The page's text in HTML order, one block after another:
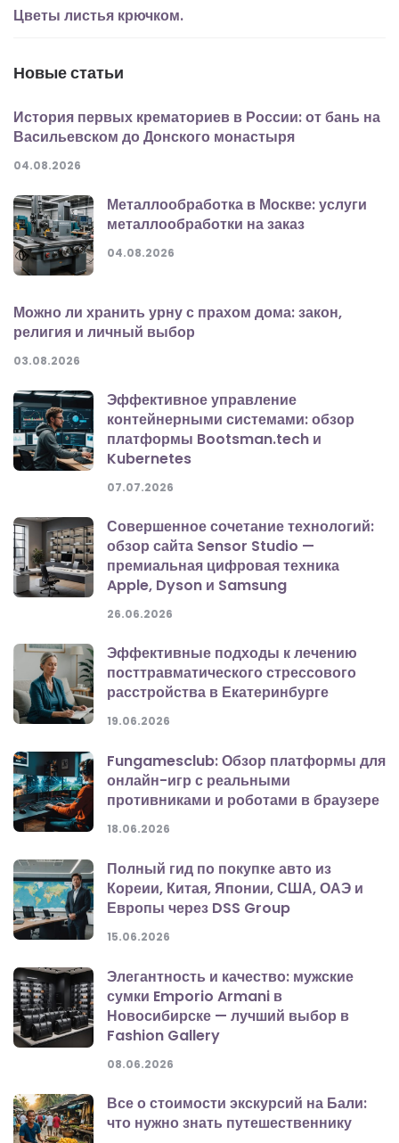
Цветы листья крючком.
Новые статьи
История первых крематориев в России: от бань на
Васильевском до Донского монастыря
04.08.2026
Металлообработка в Москве: услуги
металлообработки на заказ
04.08.2026
Можно ли хранить урну с прахом дома: закон,
религия и личный выбор
03.08.2026
Эффективное управление
контейнерными системами: обзор
платформы Bootsman.tech и
Kubernetes
07.07.2026
Совершенное сочетание технологий:
обзор сайта Sensor Studio —
премиальная цифровая техника
Apple, Dyson и Samsung
26.06.2026
Эффективные подходы к лечению
посттравматического стрессового
расстройства в Екатеринбурге
19.06.2026
Fungamesclub: Обзор платформы для
онлайн-игр с реальными
противниками и роботами в браузере
18.06.2026
Полный гид по покупке авто из
Кореии, Китая, Японии, США, ОАЭ и
Европы через DSS Group
15.06.2026
Элегантность и качество: мужские
сумки Emporio Armani в
Новосибирске — лучший выбор в
Fashion Gallery
08.06.2026
Все о стоимости экскурсий на Бали:
что нужно знать путешественнику